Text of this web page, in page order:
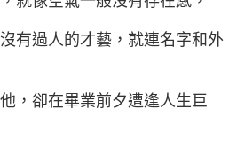
有過人的才藝，就連名字和外
，卻在畢業前夕遭逢人生巨